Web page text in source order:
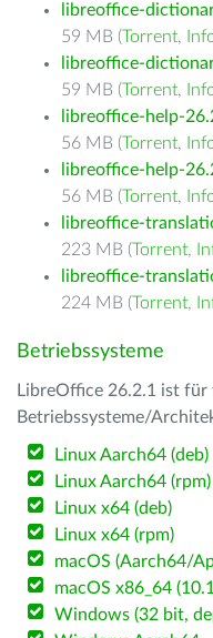
libreoffice-
59 MB (Torrent,
libreoffice-
59 MB (Torrent,
libreoffice-help-
56 MB (Torrent,
libreoffice-help-
56 MB (Torrent,
libreoffice-
223 MB (Torrent,
libreoffice-
224 MB (Torrent,
Betriebssysteme
LibreOffice 26.2.1 ist für
Betriebssysteme/
Linux Aarch64 (deb)
Linux Aarch64 (rpm)
Linux x64 (deb)
Linux x64 (rpm)
macOS (Aarch64/
macOS x86_64
Windows (32 bit,